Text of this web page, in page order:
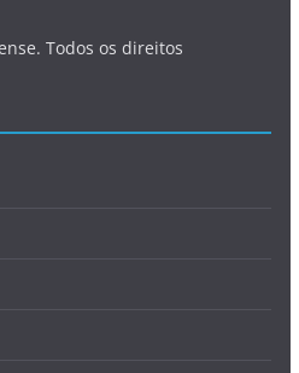
Todos os direitos